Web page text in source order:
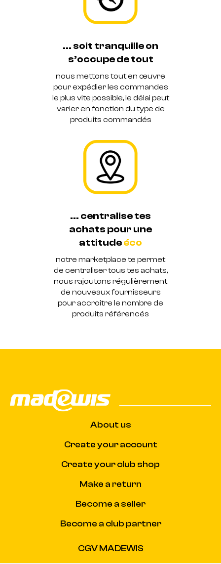
... soit tranquille on
s’occupe de tout
nous mettons tout en œuvre
pour expédier les commandes
le plus vite possible, le délai peut
varier en fonction du type de
produits commandés
... centralise tes
achats pour une
attitude
notre marketplace te permet
de centraliser tous tes achats,
nous rajoutons régulièrement
de nouveaux fournisseurs
pour accroitre le nombre de
produits référencés
About us
Create your account
Create your club shop
Make a return
Become a seller
Become a club partner
CGV MADEWIS